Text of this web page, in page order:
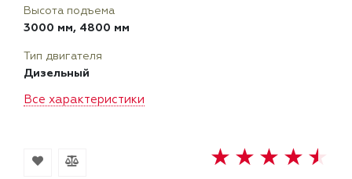
Все характеристики
Высота подъема
3000 мм, 4800 мм
Тип двигателя
Дизельный